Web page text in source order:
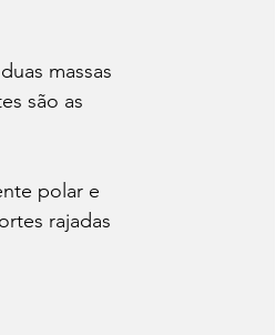
massas
são as
polar e
rajadas